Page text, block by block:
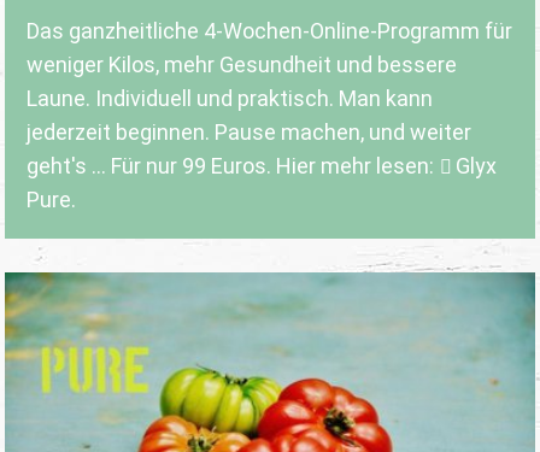
Das ganzheitliche 4-Wochen-Online-Programm für
weniger Kilos, mehr Gesundheit und bessere
Laune. Individuell und praktisch. Man kann
jederzeit beginnen. Pause machen, und weiter
geht's ... Für nur 99 Euros. Hier mehr lesen:
Glyx
Pure.